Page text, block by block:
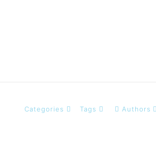
Categories Tags
Authors